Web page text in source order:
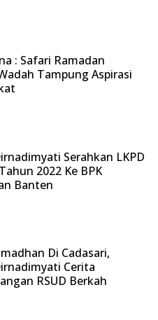
: Safari Ramadan
Tampung Aspirasi
Serahkan LKPD
2022 Ke BPK
Banten
Di Cadasari,
Cerita
RSUD Berkah